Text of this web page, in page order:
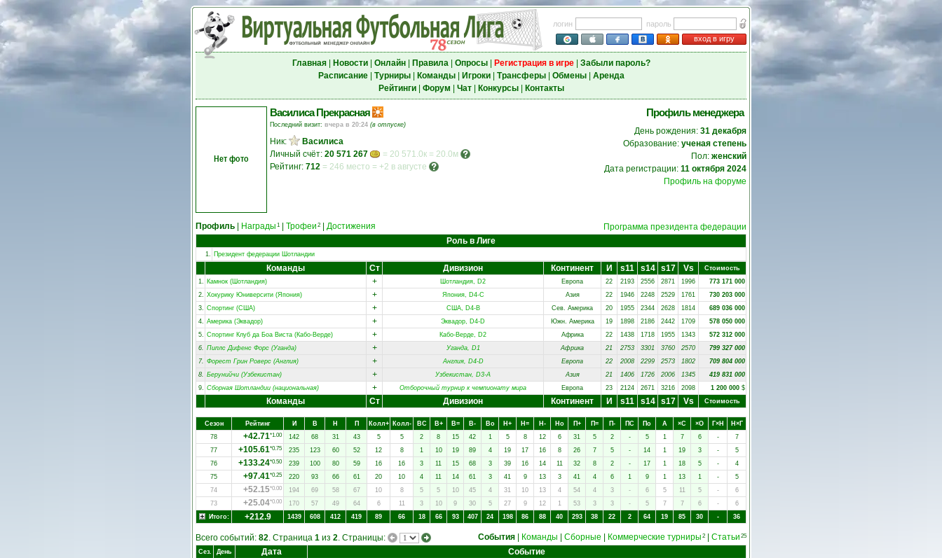
логин
пароль
вход в игру
Главная| Новости| Онлайн| Правила| Опросы| Регистрация в игре| Забыли пароль?
Расписание| Турниры| Команды| Игроки| Трансферы| Обмены| Аренда
Рейтинги| Форум Чат| Конкурсы| Контакты
Нет фото
Василиса Прекрасная
Последний визит: вчера в 20:24 (в отпуске)
Ник:
Василиса
Личный счёт: 20 571 267
= 20 571.0к = 20.0м
Рейтинг: 712 = 246 место = +2 в августе
Профиль менеджера
День рождения: 31 декабря
Образование: ученая степень
Пол: женский
Дата регистрации: 11 октября 2024
Профиль на форуме
Профиль Награды 1 Трофеи 2 Достижения
Программа президента федерации
Роль в Лиге
1. Президент федерации Шотландии
Команды Ст Дивизион Континент И s11 s14 s17 Vs
Стоимость
1. Камнок (Шотландия) + Шотландия, D2 Европа 22 2193 2556 2871 1996
773 171 000
2. Хокурику Юниверсити (Япония) + Япония, D4-C Азия 22 1946 2248 2529 1761
730 203 000
3. Спортинг (США) + США, D4-B Сев. Америка 20 1955 2344 2628 1814
689 036 000
4. Америка (Эквадор) + Эквадор, D4-D Южн. Америка 19 1898 2186 2442 1709
578 050 000
5. Спортинг Клуб да Боа Виста (Кабо-Верде) + Кабо-Верде, D2 Африка 22 1438 1718 1955 1343
572 312 000
6. Пиплс Дифенс Форс (Уганда) + Уганда, D1 Африка 21 2753 3301 3760 2570
799 327 000
7. Форест Грин Роверс (Англия) + Англия, D4-D Европа 22 2008 2299 2573 1802
709 804 000
8. Берунийчи (Узбекистан) + Узбекистан, D3-A Азия 21 1406 1726 2006 1345
419 831 000
9. Сборная Шотландии (национальная) + Отборочный турнир к чемпионату мира Европа 23 2124 2671 3216 2098 1 200 000 $
Команды Ст Дивизион Континент И s11 s14 s17 Vs Стоимость
Сезон Рейтинг И В Н П Колл+ Колл- ВC В+ В= В- Вo Н+ Н= Н- Нo П+ П= П- ПC Пo А ×C ×O Г×Н
Н×Г
78
+42.71*1.00 142 68 31 43 5 5 2 8 15 42 1 5 8 12 6 31 5 2 - 5 1 7 6 -
7
77
+105.61*0.75 235 123 60 52 12 8 1 10 19 89 4 19 17 16 8 26 7 5 - 14 1 19 3 -
5
76
+133.24*0.50 239 100 80 59 16 16 3 11 15 68 3 39 16 14 11 32 8 2 - 17 1 18 5 -
4
75
+97.41*0.25 220 93 66 61 20 10 4 11 14 61 3 41 9 13 3 41 4 6 1 9 1 13 1 -
5
74
+52.15*0.00 194 69 58 67 10 8 5 5 10 45 4 31 10 13 4 54 4 3 - 6 5 11 5 -
6
73
+25.04*0.00 170 57 49 64 6 11 3 10 9 30 5 27 9 12 1 53 3 3 - 5 7 7 6 -
6
Итого:
+212.9 1439 608 412 419 89 66 18 66 93 407 24 198 86 88 40 293 38 22 2 64 19 85 30 - 36
Всего событий: 82. Страница 1 из 2. Страницы: События Команды Сборные Коммерческие турниры 2 Статьи 25
Сез. День Дата Событие